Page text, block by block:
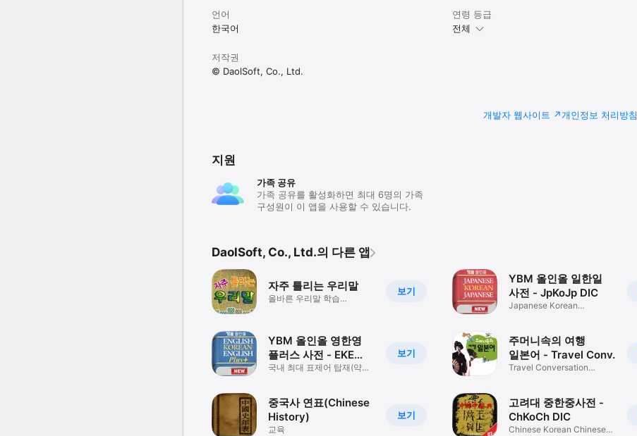
- 13個の主題の状況にぴったりな表現を手軽に探して学習することができる。
- 面白い挿絵で表現内容を連想して学習することができる。.
▣ Program
- 、 日常生活の基本的な表現、4ヶ国(英語、中国語、日本語、韓国語)をネーティブの発音で聞く。
- 4ヶ国語の中で基本言語の設定機能をサポート。
◎沟通必备常用表现-四国语言对照(英中日韩)
-本书包含最常用的句型表现,并配有四国(英中日韩)原声发音,能达到共同学习的目的。
-共设有13个实用场景,目录清晰,便于学习者查询并掌握该场景常用表现。
-配备有趣的图像材料,易于联想到实际场景,并能轻松掌握相应句型。
▣ Program
-提供四国语言(英中日韩)100%原声发音
-支持四个语种选择设定功能
-支持基本语言发音自动播放选择功能
-支持书签功能
※ 使用过程中若发现问题或对本系统有何建议,请发邮件至:master@daolsoft.com
您的宝贵意见我们会慎重考虑,并在今后新版本中进一步完善。
개발•판매: 다올소프트
언어
한국어
연령 등급
전체
저작권
© DaolSoft, Co., Ltd.
개발자 웹사이트 개인정보 처리방침
지원
가족 공유
가족 공유를 활성화하면 최대 6명의 가족
구성원이 이 앱을 사용할 수 있습니다.
DaolSoft, Co., Ltd.의 다른 앱
보기
자주 틀리는 우리말
올바른 우리말 학습
보기
YBM 올인올 영한영
플러스 사전 - EKE
DIC
국내 최대 표제어 탑재(약
보기
중국사 연표(Chinese
History)
교육
YBM 올인올 일한일
사전 - JpKoJp DIC
Japanese Korean
주머니속의 여행
일본어 - Travel Conv.
Travel Conversation
고려대 중한중사전 -
ChKoCh DIC
Chinese Korean Chinese